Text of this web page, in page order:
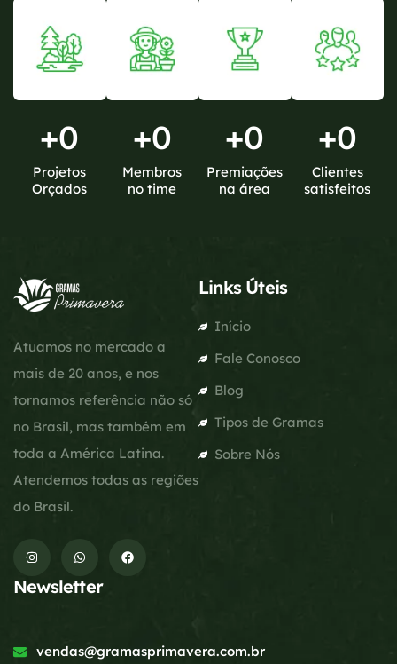
+0
Projetos
Orçados
+0
Membros
no time
+0
Premiações
na área
+0
Clientes
satisfeitos
Atuamos no mercado a
mais de 20 anos, e nos
tornamos referência não só
no Brasil, mas também em
toda a América Latina.
Atendemos todas as regiões
do Brasil.
Links Úteis
Início
Fale Conosco
Blog
Tipos de Gramas
Sobre Nós
Newsletter
vendas@gramasprimavera.com.br